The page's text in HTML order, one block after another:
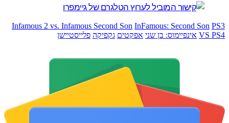
Infamous 2 vs. Infamous Second Son InFamous: Second Son
VS אינפיימוס: בן שני אפקטים גקפיקה פלייסטיישן